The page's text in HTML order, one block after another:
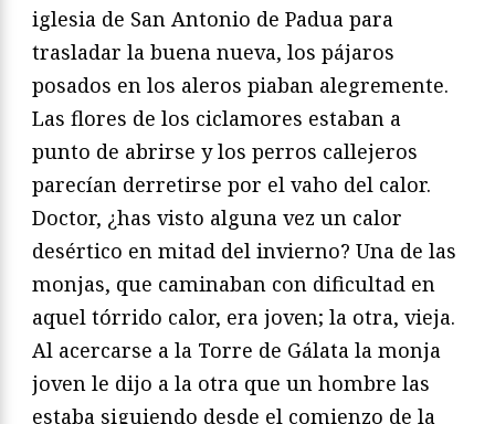
iglesia de San Antonio de Padua para
trasladar la buena nueva, los pájaros
posados en los aleros piaban alegremente.
Las flores de los ciclamores estaban a
punto de abrirse y los perros callejeros
parecían derretirse por el vaho del calor.
Doctor, ¿has visto alguna vez un calor
desértico en mitad del invierno? Una de las
monjas, que caminaban con dificultad en
aquel tórrido calor, era joven; la otra, vieja.
Al acercarse a la Torre de Gálata la monja
joven le dijo a la otra que un hombre las
estaba siguiendo desde el comienzo de la